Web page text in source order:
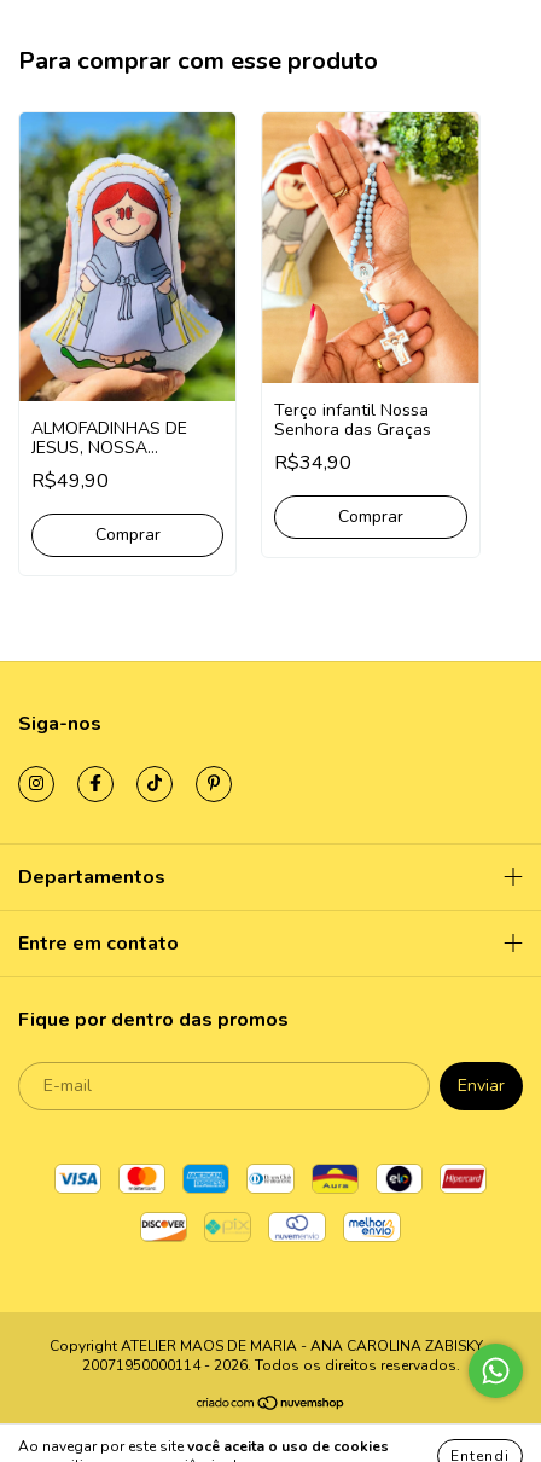
Ao navegar por este sitevocê aceita o uso de cookies
Entendi
Para comprar com esse produto
ALMOFADINHAS DE
JESUS, NOSSA
SENHORA E
SANTINHOS
R$49,90
Comprar
Terço infantil Nossa
Senhora das Graças
R$34,90
Siga-nos
Departamentos
Entre em contato
Fique por dentro das promos
Copyright ATELIER MAOS DE MARIA - ANA CAROLINA ZABISKY -
20071950000114 - 2026. Todos os direitos reservados.